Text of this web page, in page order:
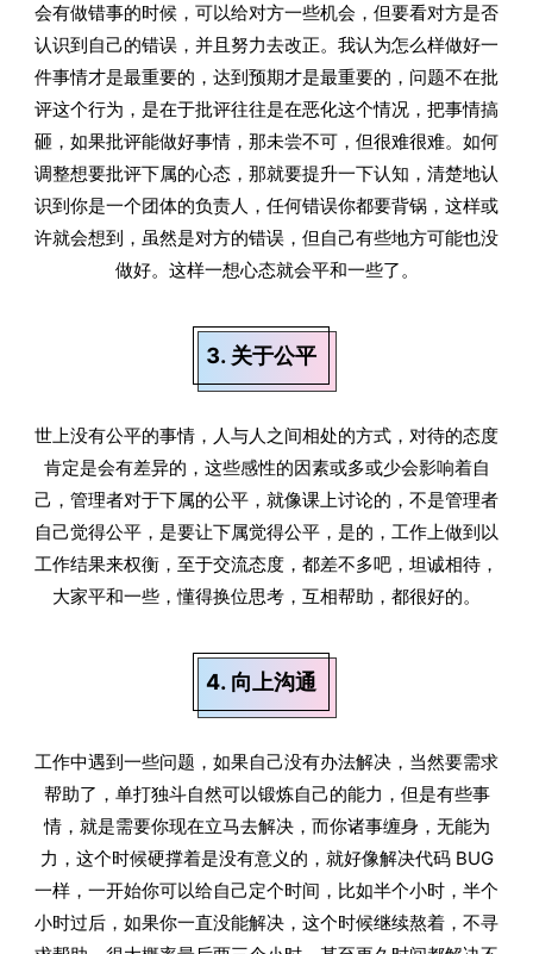
会有做错事的时候，可以给对方一些机会，但要看对方是否
认识到自己的错误，并且努力去改正。我认为怎么样做好一
件事情才是最重要的，达到预期才是最重要的，问题不在批
评这个行为，是在于批评往往是在恶化这个情况，把事情搞
砸，如果批评能做好事情，那未尝不可，但很难很难。如何
调整想要批评下属的心态，那就要提升一下认知，清楚地认
识到你是一个团体的负责人，任何错误你都要背锅，这样或
许就会想到，虽然是对方的错误，但自己有些地方可能也没
做好。这样一想心态就会平和一些了。
3. 关于公平
世上没有公平的事情，人与人之间相处的方式，对待的态度
肯定是会有差异的，这些感性的因素或多或少会影响着自
己，管理者对于下属的公平，就像课上讨论的，不是管理者
自己觉得公平，是要让下属觉得公平，是的，工作上做到以
工作结果来权衡，至于交流态度，都差不多吧，坦诚相待，
大家平和一些，懂得换位思考，互相帮助，都很好的。
4. 向上沟通
工作中遇到一些问题，如果自己没有办法解决，当然要需求
帮助了，单打独斗自然可以锻炼自己的能力，但是有些事
情，就是需要你现在立马去解决，而你诸事缠身，无能为
力，这个时候硬撑着是没有意义的，就好像解决代码 BUG
一样，一开始你可以给自己定个时间，比如半个小时，半个
小时过后，如果你一直没能解决，这个时候继续熬着，不寻